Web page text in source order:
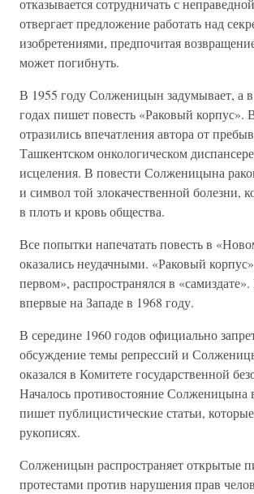
отказывается сотрудничать с
отвергает предложение работать над
изобретениями, предпочитая
может погибнуть.
В 1955 году Солженицын задумывает, а
годах пишет повесть «Раковый корпус».
отразились впечатления автора от
Ташкентском онкологическом
исцеления. В повести Солженицына
и символ той злокачественной болезни,
в плоть и кровь общества.
Все попытки напечатать повесть в
оказались неудачными. «Раковый
первом», распространялся в
впервые на Западе в 1968 году.
В середине 1960 годов официально
обсуждение темы репрессий и
оказался в Комитете государственной
Началось противостояние Солженицына
пишет публицистические статьи, которые
рукописях.
Солженицын распространяет открытые
протестами против нарушения прав